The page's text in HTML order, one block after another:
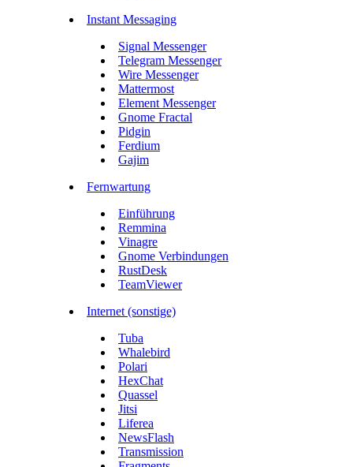
Instant Messaging
Signal Messenger
Telegram Messenger
Wire Messenger
Mattermost
Element Messenger
Gnome Fractal
Pidgin
Ferdium
Gajim
Fernwartung
Einführung
Remmina
Vinagre
Gnome Verbindungen
RustDesk
TeamViewer
Internet (sonstige)
Tuba
Whalebird
Polari
HexChat
Quassel
Jitsi
Liferea
NewsFlash
Transmission